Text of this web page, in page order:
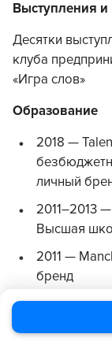
Выступления
Десятки
клуба
«Игра слов»
Образование
2018 —
личный
2011–2013
Высшая
2011 —
бренд
2005–2011